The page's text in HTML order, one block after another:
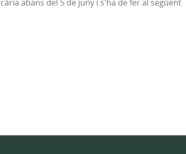
abans del 5 de juny i s'ha de fer al següent